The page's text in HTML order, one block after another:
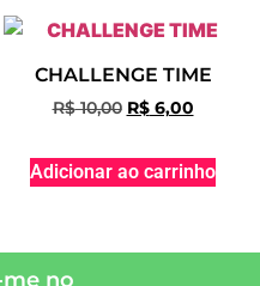
CHALLENGE TIME
R$10,00 R$6,00
Adicionar ao carrinho
no